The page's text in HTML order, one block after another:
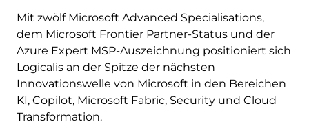
Mit zwölf Microsoft Advanced Specialisations,
dem Microsoft Frontier Partner-Status und der
Azure Expert MSP-Auszeichnung positioniert sich
Logicalis an der Spitze der nächsten
Innovationswelle von Microsoft in den Bereichen
KI, Copilot, Microsoft Fabric, Security und Cloud
Transformation.